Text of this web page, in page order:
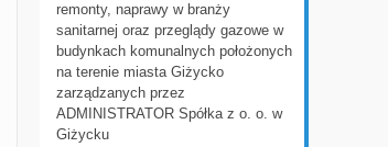
remonty, naprawy w branży
sanitarnej oraz przeglądy gazowe w
budynkach komunalnych położonych
na terenie miasta Giżycko
zarządzanych przez
ADMINISTRATOR Spółka z o. o. w
Giżycku